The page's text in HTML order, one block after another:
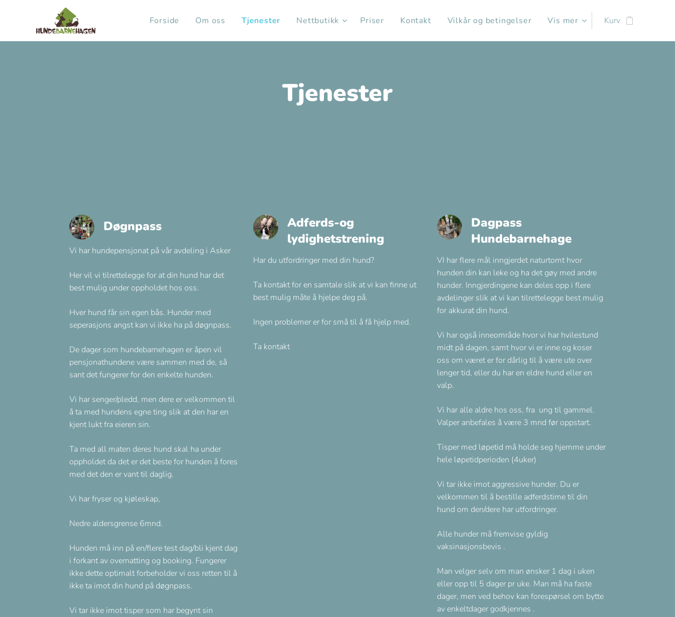
Forside Om oss Tjenester Nettbutikk Priser Kontakt Vilkår og betingelser Vis mer Kurv
Tjenester
Døgnpass
Vi har hundepensjonat på vår avdeling i Asker
Her vil vi tilrettelegge for at din hund har det
best mulig under oppholdet hos oss.
Hver hund får sin egen bås. Hunder med
seperasjons angst kan vi ikke ha på døgnpass.
De dager som hundebarnehagen er åpen vil
pensjonathundene være sammen med de, så
sant det fungerer for den enkelte hunden.
Vi har senger/pledd, men dere er velkommen til
å ta med hundens egne ting slik at den har en
kjent lukt fra eieren sin.
Ta med all maten deres hund skal ha under
oppholdet da det er det beste for hunden å fores
med det den er vant til daglig.
Vi har fryser og kjøleskap,
Nedre aldersgrense 6mnd.
Hunden må inn på en/flere test dag/bli kjent dag
i forkant av overnatting og booking. Fungerer
ikke dette optimalt forbeholder vi oss retten til å
ikke ta imot din hund på døgnpass.
Vi tar ikke imot tisper som har begynt sin
Adferds-og
lydighetstrening
Har du utfordringer med din hund?
Ta kontakt for en samtale slik at vi kan finne ut
best mulig måte å hjelpe deg på.
Ingen problemer er for små til å få hjelp med.
Ta kontakt
Dagpass
Hundebarnehage
VI har flere mål inngjerdet naturtomt hvor
hunden din kan leke og ha det gøy med andre
hunder. Inngjerdingene kan deles opp i flere
avdelinger slik at vi kan tilrettelegge best mulig
for akkurat din hund.
Vi har også inneområde hvor vi har hvilestund
midt på dagen, samt hvor vi er inne og koser
oss om været er for dårlig til å være ute over
lenger tid, eller du har en eldre hund eller en
valp.
Vi har alle aldre hos oss, fra ung til gammel.
Valper anbefales å være 3 mnd før oppstart.
Tisper med løpetid må holde seg hjemme under
hele løpetidperioden (4uker)
Vi tar ikke imot aggressive hunder. Du er
velkommen til å bestille adferdstime til din
hund om den/dere har utfordringer.
Alle hunder må fremvise gyldig
vaksinasjonsbevis .
Man velger selv om man ønsker 1 dag i uken
eller opp til 5 dager pr uke. Man må ha faste
dager, men ved behov kan forespørsel om bytte
av enkeltdager godkjennes .